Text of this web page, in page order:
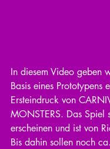
In diesem Video geben
Basis eines Prototypens
Ersteindruck von
MONSTERS. Das
erscheinen und ist von
Bis dahin sollen noch